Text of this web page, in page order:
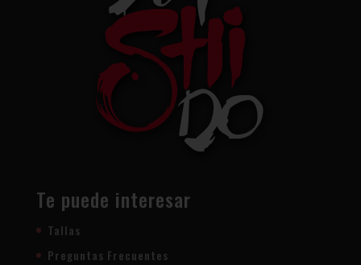
Te puede interesar
Tallas
Preguntas Frecuentes